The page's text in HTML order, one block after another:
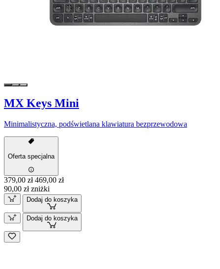
MX Keys Mini
Minimalistyczna, podświetlana klawiatura bezprzewodowa
Oferta specjalna
379,00 zł 469,00 zł
90,00 zł zniżki
Dodaj do koszyka
Dodaj do koszyka